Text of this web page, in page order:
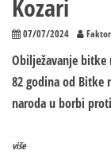
Kozari
07/07/2024
Obilježavanje bitke
82 godina od Bitke
naroda u borbi
više